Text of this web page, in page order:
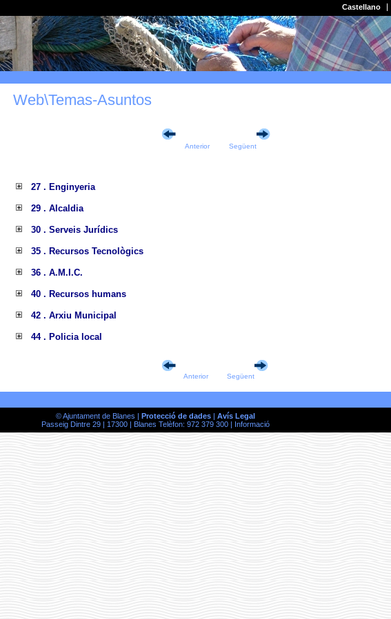
Castellano
Web\Temas-Asuntos
Anterior Següent
27 . Enginyeria
29 . Alcaldia
30 . Serveis Jurídics
35 . Recursos Tecnològics
36 . A.M.I.C.
40 . Recursos humans
42 . Arxiu Municipal
44 . Policia local
Anterior Següent
© Ajuntament de Blanes | Protecció de dades| Avís Legal
Passeig Dintre 29 | 17300 | Blanes Telèfon: 972 379 300 | Informació